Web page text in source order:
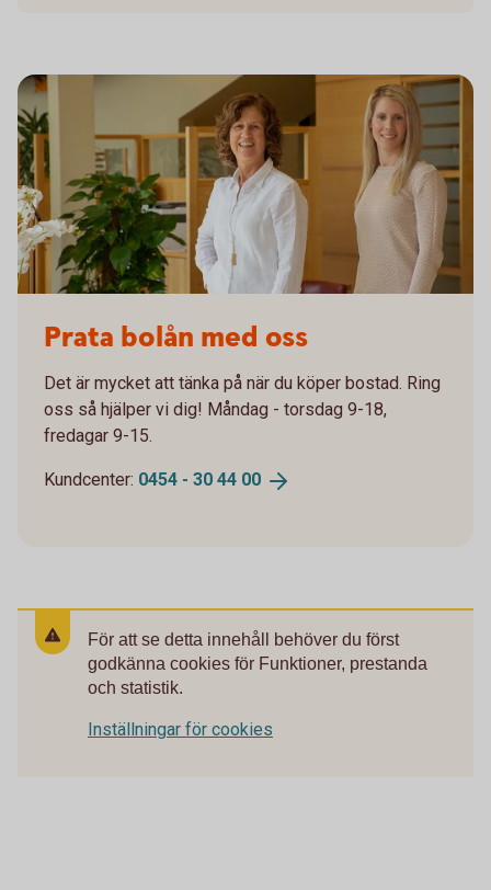
Prata bolån med oss
Det är mycket att tänka på när du köper bostad. Ring
oss så hjälper vi dig! Måndag - torsdag 9-18,
fredagar 9-15.
Kundcenter: 0454 - 30 44 00
För att se detta innehåll behöver du först
godkänna cookies för Funktioner, prestanda
och statistik.
Inställningar för cookies